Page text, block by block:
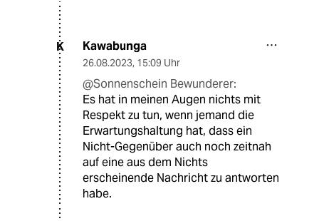
K Kawabunga
26.08.2023, 15:09 Uhr
@Sonnenschein Bewunderer:
Es hat in meinen Augen nichts mit
Respekt zu tun, wenn jemand die
Erwartungshaltung hat, dass ein
Nicht-Gegenüber auch noch zeitnah
auf eine aus dem Nichts
erscheinende Nachricht zu antworten
habe.